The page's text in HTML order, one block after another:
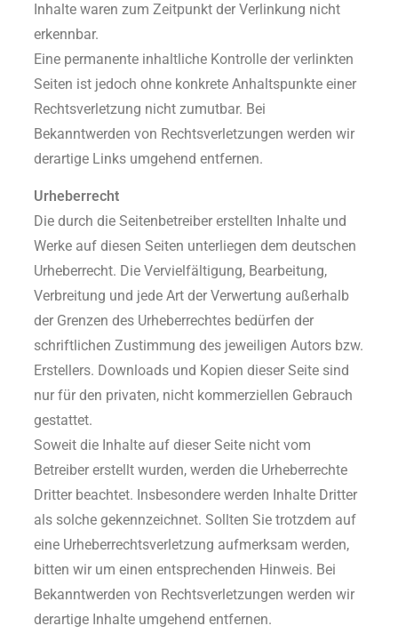
Inhalte waren zum Zeitpunkt der Verlinkung nicht
erkennbar.
Eine permanente inhaltliche Kontrolle der verlinkten
Seiten ist jedoch ohne konkrete Anhaltspunkte einer
Rechtsverletzung nicht zumutbar. Bei
Bekanntwerden von Rechtsverletzungen werden wir
derartige Links umgehend entfernen.
Urheberrecht
Die durch die Seitenbetreiber erstellten Inhalte und
Werke auf diesen Seiten unterliegen dem deutschen
Urheberrecht. Die Vervielfältigung, Bearbeitung,
Verbreitung und jede Art der Verwertung außerhalb
der Grenzen des Urheberrechtes bedürfen der
schriftlichen Zustimmung des jeweiligen Autors bzw.
Erstellers. Downloads und Kopien dieser Seite sind
nur für den privaten, nicht kommerziellen Gebrauch
gestattet.
Soweit die Inhalte auf dieser Seite nicht vom
Betreiber erstellt wurden, werden die Urheberrechte
Dritter beachtet. Insbesondere werden Inhalte Dritter
als solche gekennzeichnet. Sollten Sie trotzdem auf
eine Urheberrechtsverletzung aufmerksam werden,
bitten wir um einen entsprechenden Hinweis. Bei
Bekanntwerden von Rechtsverletzungen werden wir
derartige Inhalte umgehend entfernen.